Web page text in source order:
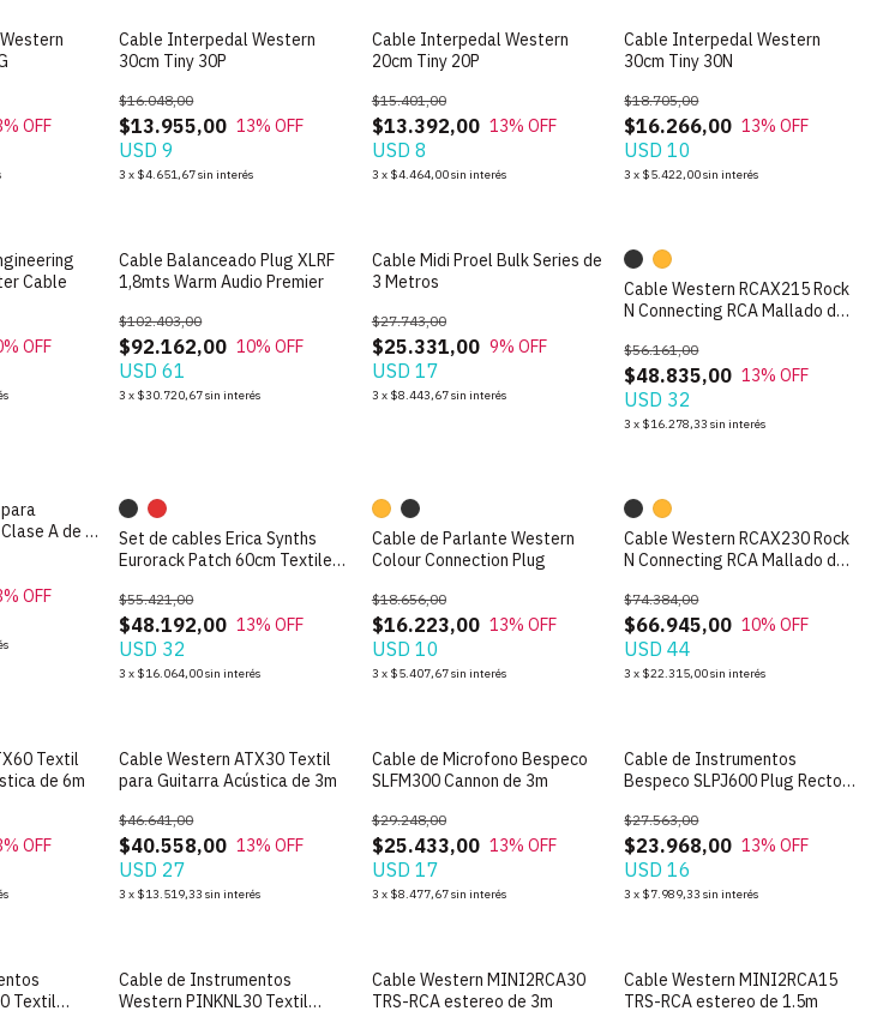
% OFF
Cable Interpedal Western
30cm Tiny 30P
$13.955,00
$16.048,00
13% OFF
USD 9
3 x $4.651,67sin interés
Cable Interpedal Western
20cm Tiny 20P
$13.392,00
$15.401,00
13% OFF
USD 8
3 x $4.464,00sin interés
Cable Interpedal Western
30cm Tiny 30N
$16.266,00
$18.705,00
13% OFF
USD 10
3 x $5.422,00sin interés
Cable
% OFF
Cable Balanceado Plug XLRF
1,8mts Warm Audio Premier
$92.162,00
$102.403,00
10% OFF
USD 61
3 x $30.720,67sin interés
Cable Midi Proel Bulk Series de
3 Metros
$25.331,00
$27.743,00
9% OFF
USD 17
3 x $8.443,67sin interés
Cable Western RCAX215 Rock
N Connecting RCA Mallado de
$48.835,00
$56.161,00
13% OFF
USD 32
3 x $16.278,33 sin interés
A de 4
% OFF
Set de cables Erica Synths
Eurorack Patch 60cm Textiles
$48.192,00
$55.421,00
13% OFF
USD 32
3 x $16.064,00sin interés
Cable de Parlante Western
Colour Connection Plug
$16.223,00
$18.656,00
13% OFF
USD 10
3 x $5.407,67sin interés
Cable Western RCAX230 Rock
N Connecting RCA Mallado de
$66.945,00
$74.384,00
10% OFF
USD 44
3 x $22.315,00sin interés
Textil
de 6m
% OFF
Cable Western ATX30 Textil
para Guitarra Acústica de 3m
$40.558,00
$46.641,00
13% OFF
USD 27
3 x $13.519,33 sin interés
Cable de Microfono Bespeco
SLFM300 Cannon de 3m
$25.433,00
$29.248,00
13% OFF
USD 17
3 x $8.477,67sin interés
Cable de Instrumentos
Bespeco SLPJ600 Plug Recto
$23.968,00
$27.563,00
13% OFF
USD 16
3 x $7.989,33 sin interés
Textil
Cable de Instrumentos
Western PINKNL30 Textil
Cable Western MINI2RCA30
TRS-RCA estereo de 3m
Cable Western MINI2RCA15
TRS-RCA estereo de 1.5m